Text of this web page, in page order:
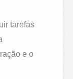
tarefas
e o